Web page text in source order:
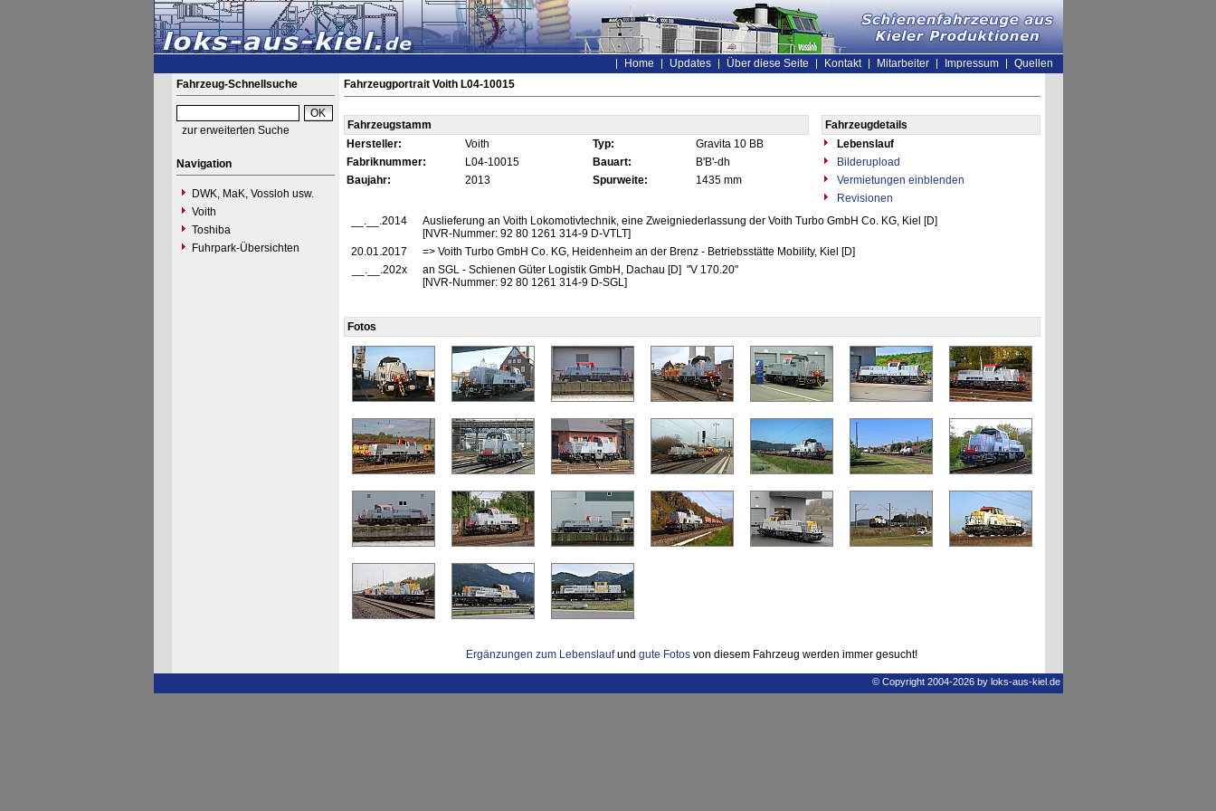
Home Updates Über diese Seite Kontakt Mitarbeiter Impressum
Quellen
Fahrzeug-Schnellsuche
zur erweiterten Suche
Navigation
DWK, MaK, Vossloh usw.
Voith
Toshiba
Fuhrpark-Übersichten
Fahrzeugportrait Voith L04-10015
Fahrzeugstamm
Fahrzeugdetails
Hersteller:
Voith Typ: Gravita 10 BB
Lebenslauf
Fabriknummer:
L04-10015 Bauart: B'B'-dh
Bilderupload
Baujahr:
2013 Spurweite: 1435 mm
Vermietungen einblenden
Revisionen
__.__.2014
Auslieferung an Voith Lokomotivtechnik, eine Zweigniederlassung der Voith Turbo GmbH Co. KG, Kiel [D]
[NVR-Nummer: 92 80 1261 314-9 D-VTLT]
20.01.2017
=> Voith Turbo GmbH Co. KG, Heidenheim an der Brenz - Betriebsstätte Mobility, Kiel [D]
__.__.202x
an SGL - Schienen Güter Logistik GmbH, Dachau [D] "V 170.20"
[NVR-Nummer: 92 80 1261 314-9 D-SGL]
Fotos
Ergänzungen zum Lebenslaufund gute Fotos von diesem Fahrzeug werden immer gesucht!
© Copyright 2004-2026 by loks-aus-kiel.de